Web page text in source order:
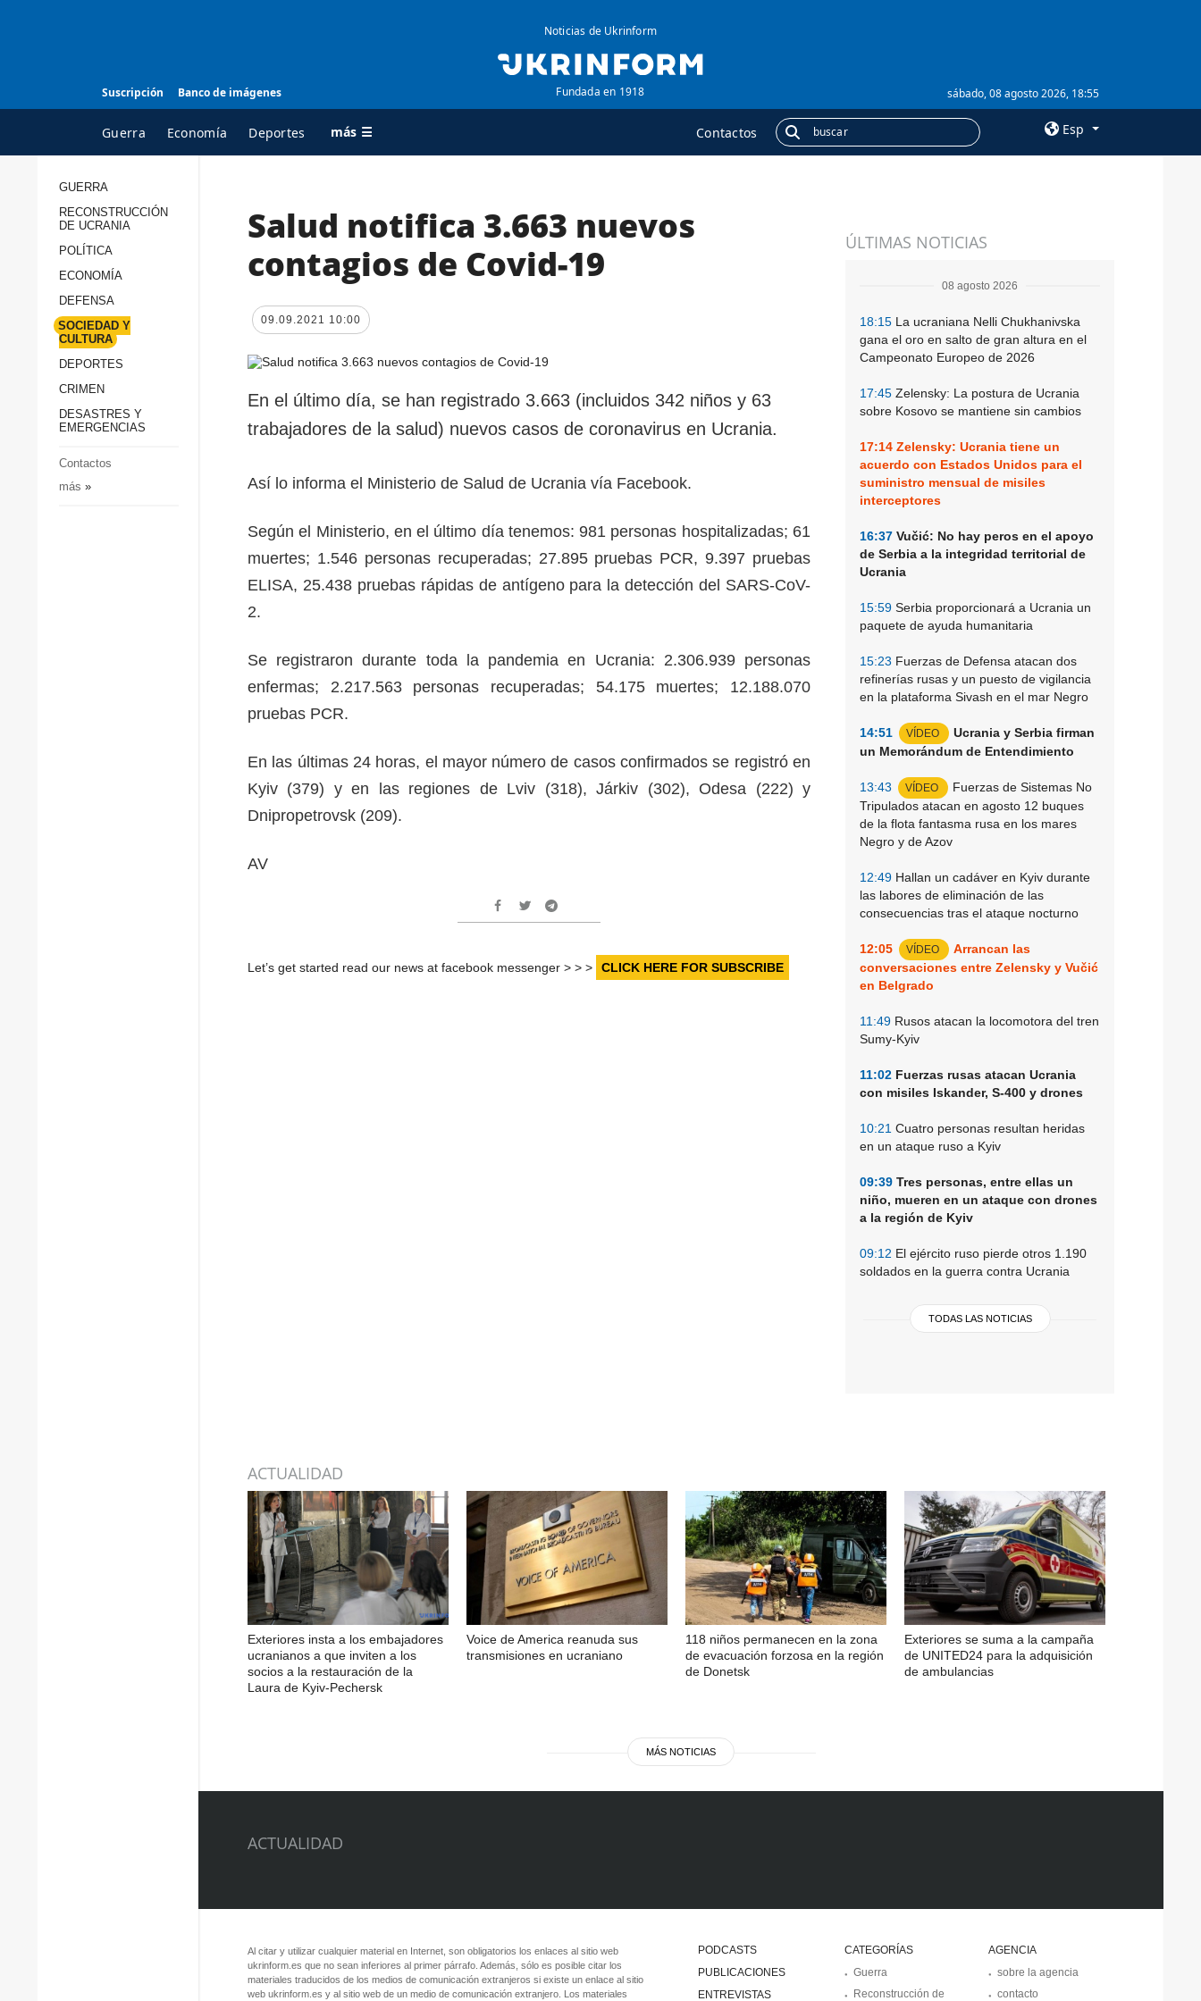
Suscripción Banco de imágenes
Noticias de Ukrinform
Fundada en 1918 sábado, 08 agosto 2026, 18:55
Guerra Economía Deportes más ☰ Contactos Esp
TODAS LAS
Sociedad y Cultura
AGENCIA
sobre la agencia
contacto
protección de datos
personales
ADICIONAL
Releases
Suscripción
GUERRA
RECONSTRUCCIÓN
DE UCRANIA
POLÍTICA
ECONOMÍA
DEFENSA
SOCIEDAD Y
CULTURA
DEPORTES
CRIMEN
DESASTRES Y
EMERGENCIAS
Contactos
más »
ÚLTIMAS NOTICIAS
08 agosto 2026
18:15 La ucraniana Nelli Chukhanivska
gana el oro en salto de gran altura en el
Campeonato Europeo de 2026
17:45 Zelensky: La postura de Ucrania
sobre Kosovo se mantiene sin cambios
17:14 Zelensky: Ucrania tiene un
acuerdo con Estados Unidos para el
suministro mensual de misiles
interceptores
16:37 Vučić: No hay peros en el apoyo
de Serbia a la integridad territorial de
Ucrania
15:59 Serbia proporcionará a Ucrania un
paquete de ayuda humanitaria
15:23 Fuerzas de Defensa atacan dos
refinerías rusas y un puesto de vigilancia
en la plataforma Sivash en el mar Negro
14:51 VÍDEO
Ucrania y Serbia firman
un Memorándum de Entendimiento
13:43 VÍDEO
Fuerzas de Sistemas No
Tripulados atacan en agosto 12 buques
de la flota fantasma rusa en los mares
Negro y de Azov
12:49 Hallan un cadáver en Kyiv durante
las labores de eliminación de las
consecuencias tras el ataque nocturno
12:05 VÍDEO
Arrancan las
conversaciones entre Zelensky y Vučić
en Belgrado
11:49 Rusos atacan la locomotora del tren
Sumy-Kyiv
11:02 Fuerzas rusas atacan Ucrania
con misiles Iskander, S-400 y drones
10:21 Cuatro personas resultan heridas
en un ataque ruso a Kyiv
09:39 Tres personas, entre ellas un
niño, mueren en un ataque con drones
a la región de Kyiv
09:12 El ejército ruso pierde otros 1.190
soldados en la guerra contra Ucrania
TODAS LAS NOTICIAS
Salud notifica 3.663 nuevos
contagios de Covid-19
09.09.2021 10:00
En el último día, se han registrado 3.663 (incluidos 342 niños y 63
trabajadores de la salud) nuevos casos de coronavirus en Ucrania.
Así lo informa el Ministerio de Salud de Ucrania vía Facebook.
Según el Ministerio, en el último día tenemos: 981 personas hospitalizadas; 61
muertes; 1.546 personas recuperadas; 27.895 pruebas PCR, 9.397 pruebas
ELISA, 25.438 pruebas rápidas de antígeno para la detección del SARS-CoV-
2.
Se registraron durante toda la pandemia en Ucrania: 2.306.939 personas
enfermas; 2.217.563 personas recuperadas; 54.175 muertes; 12.188.070
pruebas PCR.
En las últimas 24 horas, el mayor número de casos confirmados se registró en
Kyiv (379) y en las regiones de Lviv (318), Járkiv (302), Odesa (222) y
Dnipropetrovsk (209).
AV
Let’s get started read our news at facebook messenger > > > CLICK HERE FOR SUBSCRIBE
ACTUALIDAD
Exteriores insta a los embajadores
ucranianos a que inviten a los
socios a la restauración de la
Laura de Kyiv-Pechersk
Voice de America reanuda sus
transmisiones en ucraniano
118 niños permanecen en la zona
de evacuación forzosa en la región
de Donetsk
Exteriores se suma a la campaña
de UNITED24 para la adquisición
de ambulancias
MÁS NOTICIAS
ACTUALIDAD
CATEGORÍAS
Guerra
Reconstrucción de
AGENCIA
sobre la agencia
contacto
PODCASTS
PUBLICACIONES
ENTREVISTAS
Al citar y utilizar cualquier material en Internet, son obligatorios los enlaces al sitio web
ukrinform.es que no sean inferiores al primer párrafo. Además, sólo es posible citar los
materiales traducidos de los medios de comunicación extranjeros si existe un enlace al sitio
web ukrinform.es y al sitio web de un medio de comunicación extranjero. Los materiales